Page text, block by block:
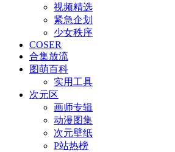
视频精选
紧急企划
少女秩序
COSER
合集放流
图萌百科
实用工具
次元区
画师专辑
动漫图集
次元壁纸
P站热榜